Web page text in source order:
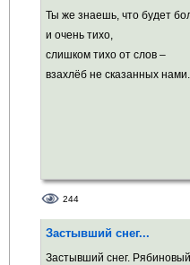
Ты же знаешь, что будет
и очень тихо,
слишком тихо от слов –
взахлёб не сказанных
244
Застывший снег...
Застывший снег.